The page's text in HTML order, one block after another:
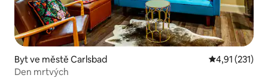
Byt ve městě Carlsbad Průměrné
4,91 (231)
Den mrtvých